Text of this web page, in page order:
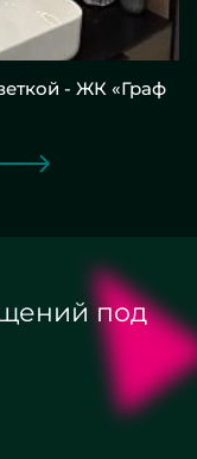
- ЖК «Граф
под